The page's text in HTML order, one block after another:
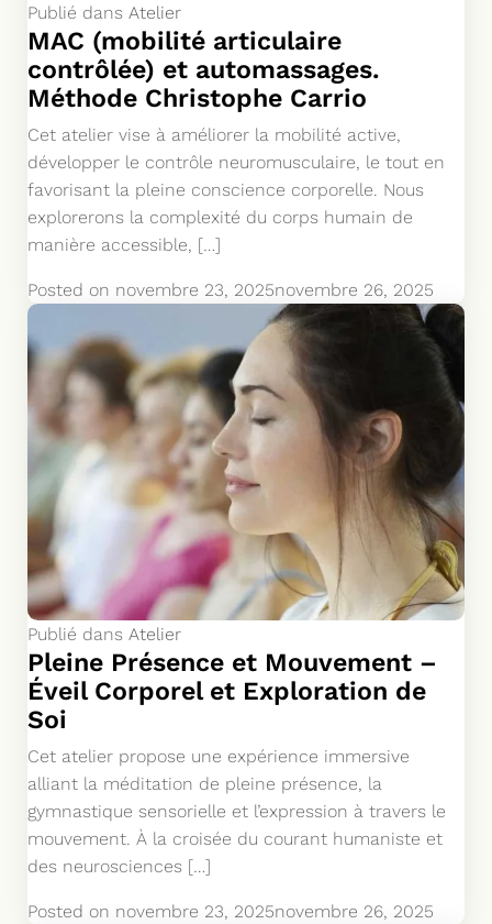
Publié dans Atelier
MAC (mobilité articulaire
contrôlée) et automassages.
Méthode Christophe Carrio
Cet atelier vise à améliorer la mobilité active,
développer le contrôle neuromusculaire, le tout en
favorisant la pleine conscience corporelle. Nous
explorerons la complexité du corps humain de
manière accessible, […]
Posted on novembre 23, 2025novembre 26, 2025
Publié dans Atelier
Pleine Présence et Mouvement –
Éveil Corporel et Exploration de
Soi
Cet atelier propose une expérience immersive
alliant la méditation de pleine présence, la
gymnastique sensorielle et l’expression à travers le
mouvement. À la croisée du courant humaniste et
des neurosciences […]
Posted on novembre 23, 2025novembre 26, 2025